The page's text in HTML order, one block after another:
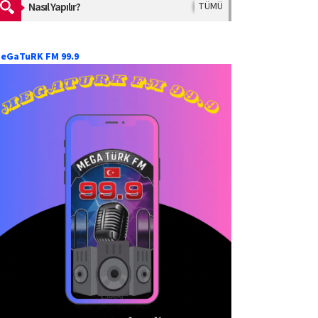
Nasıl Yapılır? TÜMÜ
FM 99.9